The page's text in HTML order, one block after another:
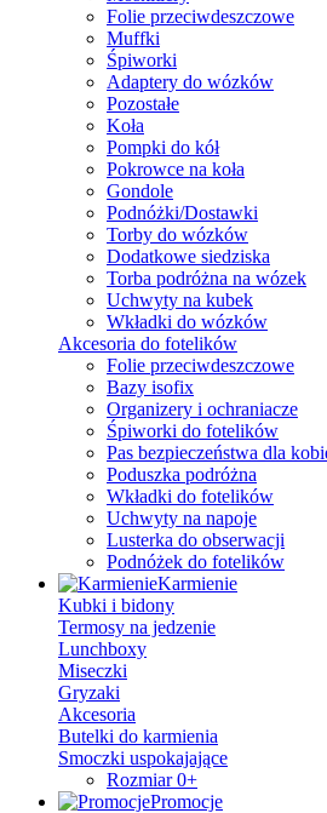
Folie przeciwdeszczowe
Muffki
Śpiworki
Adaptery do wózków
Pozostałe
Koła
Pompki do kół
Pokrowce na koła
Gondole
Podnóżki/Dostawki
Torby do wózków
Dodatkowe siedziska
Torba podróżna na wózek
Uchwyty na kubek
Wkładki do wózków
Akcesoria do fotelików
Folie przeciwdeszczowe
Bazy isofix
Organizery i ochraniacze
Śpiworki do fotelików
Pas bezpieczeństwa dla
Poduszka podróżna
Wkładki do fotelików
Uchwyty na napoje
Lusterka do obserwacji
Podnóżek do fotelików
Karmienie
Kubki i bidony
Termosy na jedzenie
Lunchboxy
Miseczki
Gryzaki
Akcesoria
Butelki do karmienia
Smoczki uspokajające
Rozmiar 0+
Promocje